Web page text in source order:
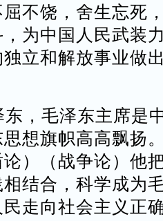
不饶，舍生忘死
为中国人民武装
立和解放事业做
，毛泽东主席是
想旗帜高高飘扬
论）（战争论）他
结合，科学成为
走向社会主义正